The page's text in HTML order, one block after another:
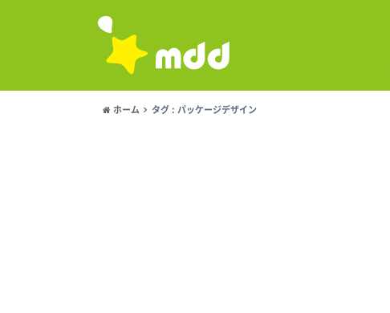
ホーム タグ : パッケージデザイン